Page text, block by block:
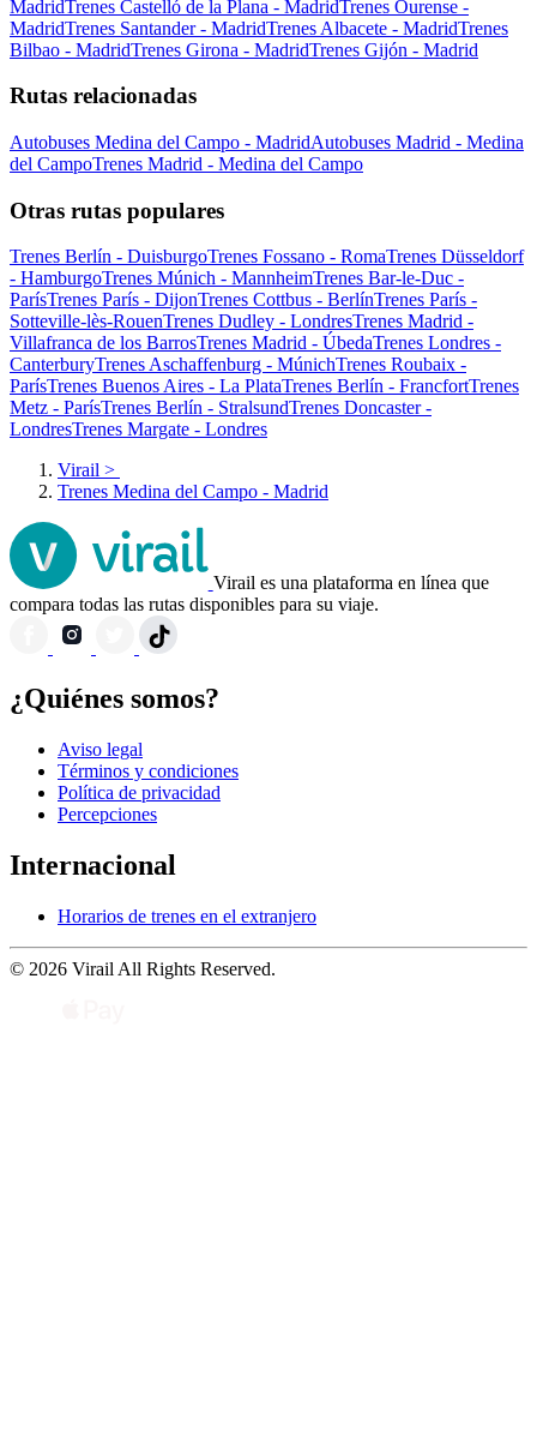
MadridTrenes Castelló de la Plana - MadridTrenes Ourense -
MadridTrenes Santander - MadridTrenes Albacete - MadridTrenes
Bilbao - MadridTrenes Girona - MadridTrenes Gijón - Madrid
Rutas relacionadas
Autobuses Medina del Campo - MadridAutobuses Madrid - Medina
del CampoTrenes Madrid - Medina del Campo
Otras rutas populares
Trenes Berlín - DuisburgoTrenes Fossano - RomaTrenes Düsseldorf
- HamburgoTrenes Múnich - MannheimTrenes Bar-le-Duc -
ParísTrenes París - DijonTrenes Cottbus - BerlínTrenes París -
Sotteville-lès-RouenTrenes Dudley - LondresTrenes Madrid -
Villafranca de los BarrosTrenes Madrid - ÚbedaTrenes Londres -
CanterburyTrenes Aschaffenburg - MúnichTrenes Roubaix -
ParísTrenes Buenos Aires - La PlataTrenes Berlín - FrancfortTrenes
Metz - ParísTrenes Berlín - StralsundTrenes Doncaster -
LondresTrenes Margate - Londres
Virail >
Trenes Medina del Campo - Madrid
Virail es una plataforma en línea que
compara todas las rutas disponibles para su viaje.
¿Quiénes somos?
Aviso legal
Términos y condiciones
Política de privacidad
Percepciones
Internacional
Horarios de trenes en el extranjero
© 2026 Virail All Rights Reserved.